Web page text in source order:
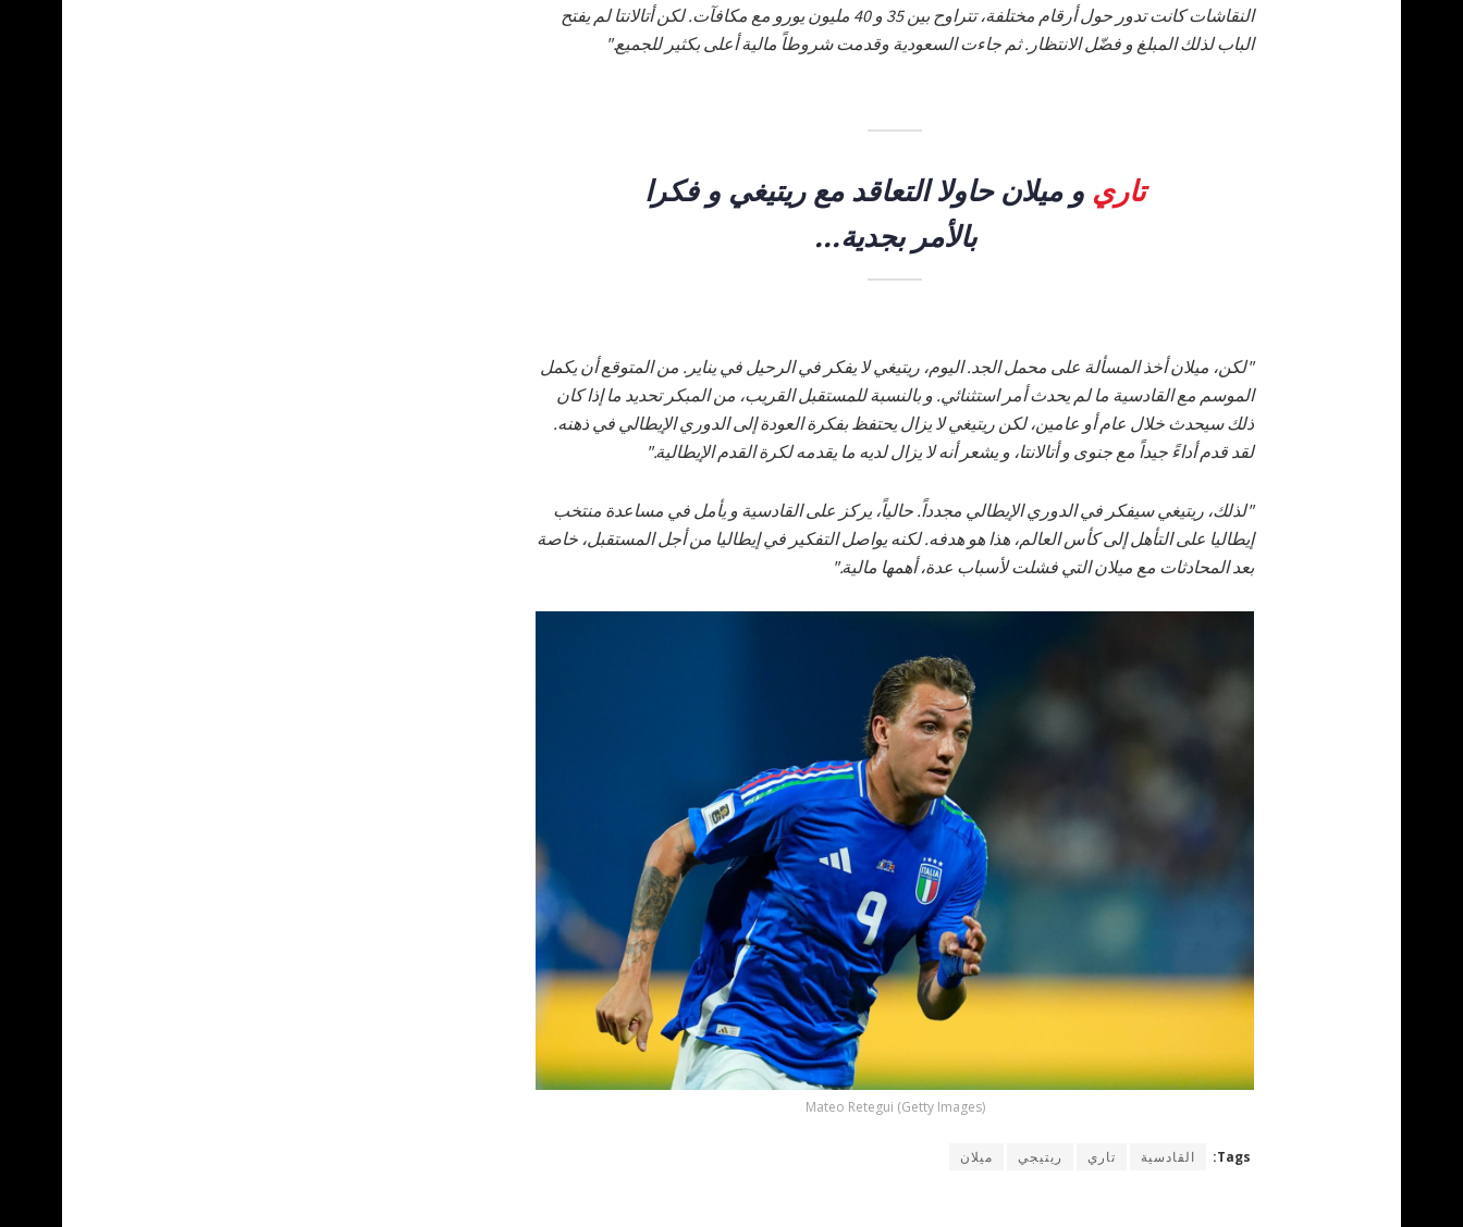
النقاشات كانت تدور حول أرقام مختلفة، تتراوح بين 35 و 40 مليون يورو مع مكافآت. لكن أتالانتا لم يفتح
الباب لذلك المبلغ و فضّل الانتظار. ثم جاءت السعودية وقدمت شروطاً مالية أعلى بكثير للجميع."
تاري و ميلان حاولا التعاقد مع ريتيغي و فكرا
بالأمر بجدية...
"لكن، ميلان أخذ المسألة على محمل الجد. اليوم، ريتيغي لا يفكر في الرحيل في يناير. من المتوقع أن يكمل
الموسم مع القادسية ما لم يحدث أمر استثنائي. و بالنسبة للمستقبل القريب، من المبكر تحديد ما إذا كان
ذلك سيحدث خلال عام أو عامين، لكن ريتيغي لا يزال يحتفظ بفكرة العودة إلى الدوري الإيطالي في ذهنه.
لقد قدم أداءً جيداً مع جنوى و أتالانتا، و يشعر أنه لا يزال لديه ما يقدمه لكرة القدم الإيطالية."
"لذلك، ريتيغي سيفكر في الدوري الإيطالي مجدداً. حالياً، يركز على القادسية و يأمل في مساعدة منتخب
إيطاليا على التأهل إلى كأس العالم، هذا هو هدفه. لكنه يواصل التفكير في إيطاليا من أجل المستقبل، خاصة
بعد المحادثات مع ميلان التي فشلت لأسباب عدة، أهمها مالية."
Mateo Retegui (Getty Images)
Tags: القادسية تاري ريتيجي ميلان